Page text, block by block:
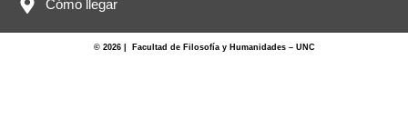
Cómo llegar
© 2026 | Facultad de Filosofía y Humanidades – UNC